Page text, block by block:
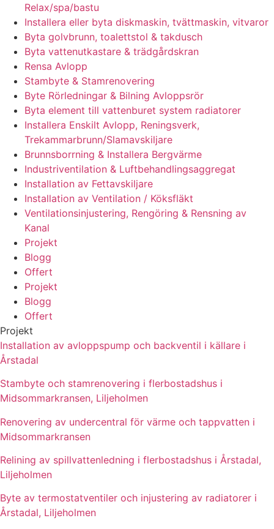
Relax/spa/bastu
Installera eller byta diskmaskin, tvättmaskin, vitvaror
Byta golvbrunn, toalettstol & takdusch
Byta vattenutkastare & trädgårdskran
Rensa Avlopp
Stambyte & Stamrenovering
Byte Rörledningar & Bilning Avloppsrör
Byta element till vattenburet system radiatorer
Installera Enskilt Avlopp, Reningsverk,
Trekammarbrunn/Slamavskiljare
Brunnsborrning & Installera Bergvärme
Industriventilation & Luftbehandlingsaggregat
Installation av Fettavskiljare
Installation av Ventilation / Köksfläkt
Ventilationsinjustering, Rengöring & Rensning av
Kanal
Projekt
Blogg
Offert
Projekt
Blogg
Offert
Projekt
Installation av avloppspump och backventil i källare i
Årstadal
Stambyte och stamrenovering i flerbostadshus i
Midsommarkransen, Liljeholmen
Renovering av undercentral för värme och tappvatten i
Midsommarkransen
Relining av spillvattenledning i flerbostadshus i Årstadal,
Liljeholmen
Byte av termostatventiler och injustering av radiatorer i
Årstadal, Liljeholmen